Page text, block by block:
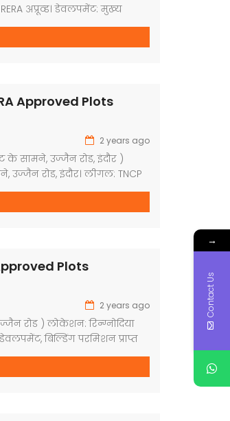
अप्रूव्ड। डेवलपमेंट: मुख्य
30 फीट, रेड्डी -टू-मूव, गार्डन,
वाटर लाइन, भव्य प्रवेश द्वार, रोड
Approved Plots
2 years ago
के सामने, उज्जैन रोड, इंदौर )
रोड, इंदौर। लीगल: TNCP
अप्रूव्ड। डेवलपमेंट: गार्डन,
वाटर लाइन, भव्य प्रवेश द्वार, रोड
Plots
2 years ago
उज्जैन रोड ) लोकेशन: रिन्ग्नोदिया
बिल्डिंग परमिशन प्राप्त
सिक्यूरिटी गार्ड, कवर्ड कैंपस,
रोड साइड पेवर ब्लाक, प्लांटेशन
→
Contact Us